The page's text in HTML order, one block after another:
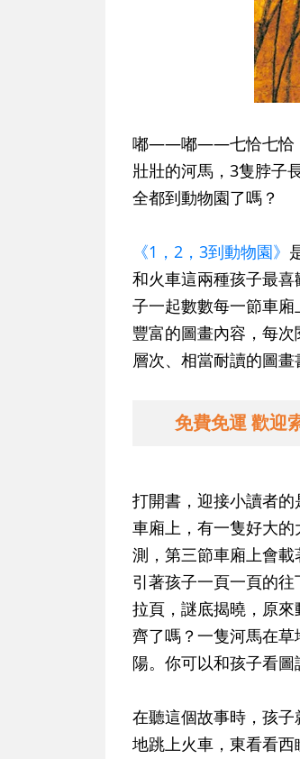
嘟——嘟——七恰七恰，
壯壯的河馬，3隻脖子
全都到動物園了嗎？
《1，2，3到動物園》
和火車這兩種孩子最
子一起數數每一節車
豐富的圖畫內容，每
層次、相當耐讀的圖畫
免費免運 歡迎
打開書，迎接小讀者
車廂上，有一隻好大
測，第三節車廂上會
引著孩子一頁一頁的
拉頁，謎底揭曉，原
齊了嗎？一隻河馬在
陽。你可以和孩子看圖
在聽這個故事時，孩
地跳上火車，東看看